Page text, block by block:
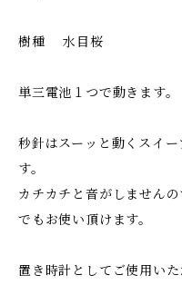
樹種 水目桜
単三電池１つで動きます。
秒針はスーッと動くスイ
す。
カチカチと音がしません
でもお使い頂けます。
置き時計としてご使用い